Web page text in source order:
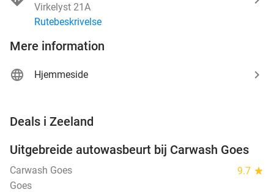
Virkelyst 21A
Rutebeskrivelse
Mere information
Hjemmeside
Deals i Zeeland
36%
Uitgebreide autowasbeurt bij Carwash Goes
Carwash Goes 9.7 star
Goes